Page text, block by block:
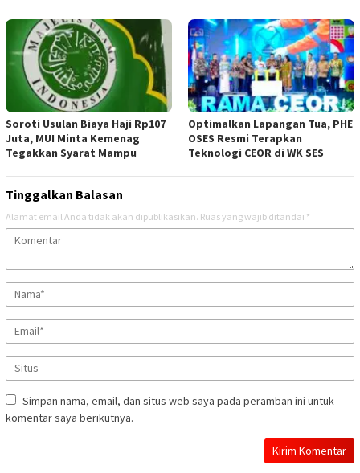
Soroti Usulan Biaya Haji Rp107
Juta, MUI Minta Kemenag
Tegakkan Syarat Mampu
Optimalkan Lapangan Tua, PHE
OSES Resmi Terapkan
Teknologi CEOR di WK SES
Tinggalkan Balasan
Alamat email Anda tidak akan dipublikasikan. Ruas yang wajib ditandai *
Simpan nama, email, dan situs web saya pada peramban ini untuk
komentar saya berikutnya.